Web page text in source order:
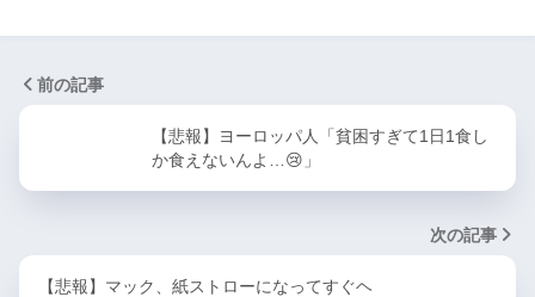
前の記事
【悲報】ヨーロッパ人「貧困すぎて1日1食し
か食えないんよ…😢」
次の記事
【悲報】マック、紙ストローになってすぐヘ